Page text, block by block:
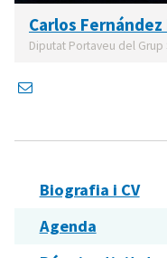
Carlos Fernández
Diputat Portaveu del Grup
Biografia i CV
Agenda